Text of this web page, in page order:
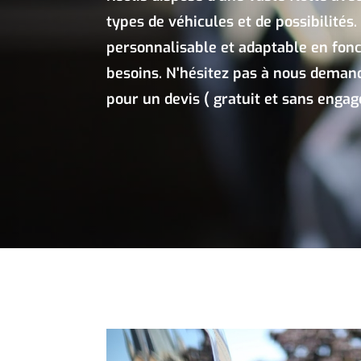
types de véhicules et de possibilités.
personnalisable et adaptable en
besoins. N'hésitez pas à nous
pour un devis ( gratuit et sans
Voyages